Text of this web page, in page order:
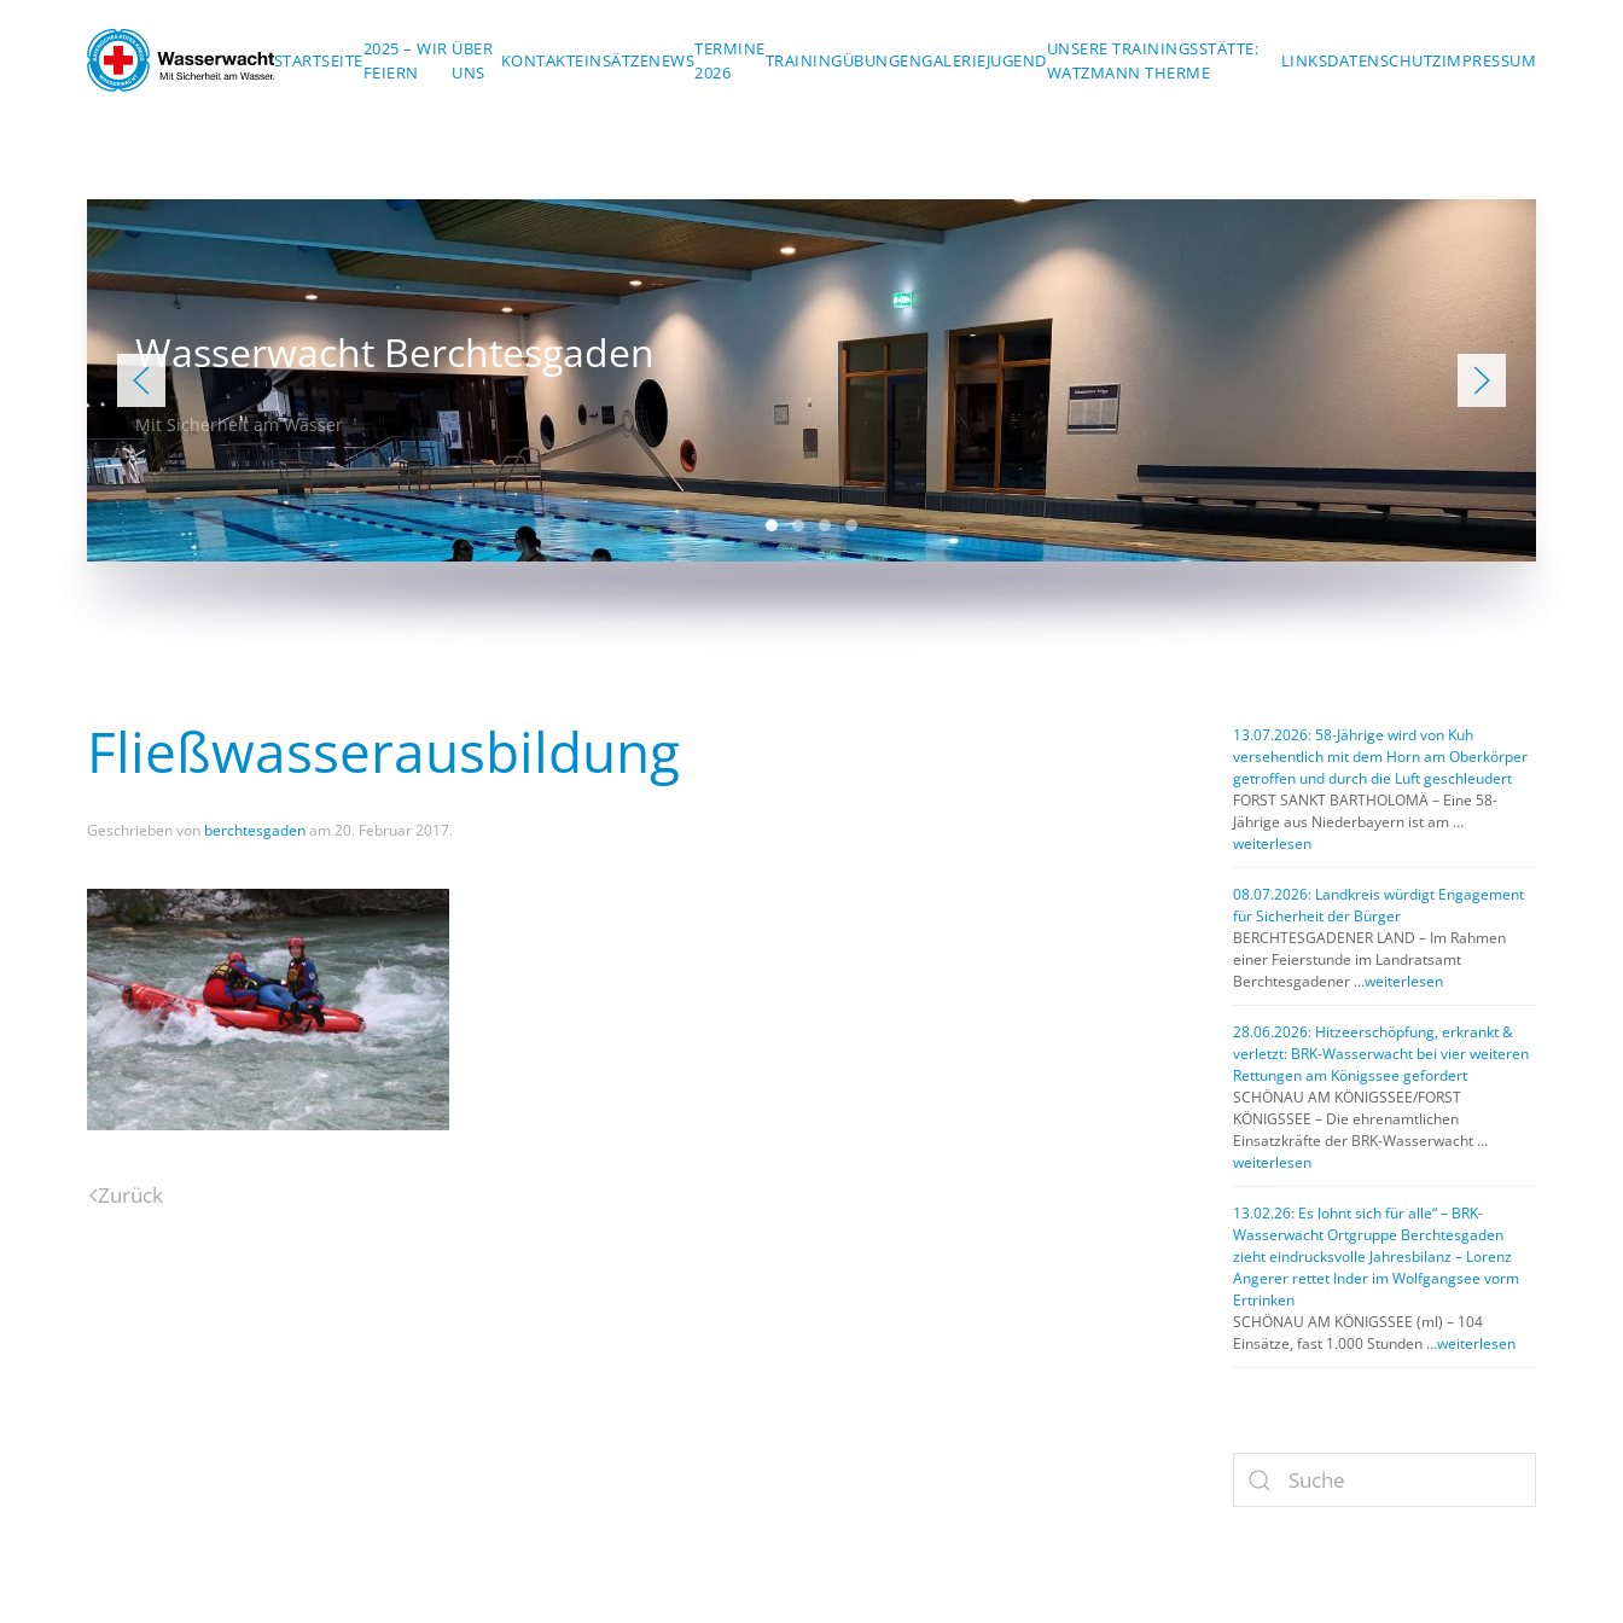
Skip to main content STARTSEITE
2025 – WIR
FEIERN
ÜBER
UNS
KONTAKTEINSÄTZENEWS
TERMINE
2026
TRAININGÜBUNGENGALERIEJUGEND
UNSERE TRAININGSSTÄTTE:
WATZMANN THERME
LINKSDATENSCHUTZIMPRESSUM
Wasserwacht Berchtesgaden
Mit Sicherheit am Wasser
Wasserwacht Berchtesgaden
Wasserwacht Berchtesgaden
Wasserwacht Berchtesgaden
Wasserwacht Berchtesgaden
Fließwasserausbildung
Geschrieben von berchtesgadenam 20. Februar 2017.
Zurück
13.07.2026: 58-Jährige wird von Kuh
versehentlich mit dem Horn am Oberkörper
getroffen und durch die Luft geschleudert
FORST SANKT BARTHOLOMÄ – Eine 58-
Jährige aus Niederbayern ist am …
weiterlesen
08.07.2026: Landkreis würdigt Engagement
für Sicherheit der Bürger
BERCHTESGADENER LAND – Im Rahmen
einer Feierstunde im Landratsamt
Berchtesgadener …weiterlesen
28.06.2026: Hitzeerschöpfung, erkrankt &
verletzt: BRK-Wasserwacht bei vier weiteren
Rettungen am Königssee gefordert
SCHÖNAU AM KÖNIGSSEE/FORST
KÖNIGSSEE – Die ehrenamtlichen
Einsatzkräfte der BRK-Wasserwacht …
weiterlesen
13.02.26: Es lohnt sich für alle“ – BRK-
Wasserwacht Ortgruppe Berchtesgaden
zieht eindrucksvolle Jahresbilanz – Lorenz
Angerer rettet Inder im Wolfgangsee vorm
Ertrinken
SCHÖNAU AM KÖNIGSSEE (ml) – 104
Einsätze, fast 1.000 Stunden …weiterlesen